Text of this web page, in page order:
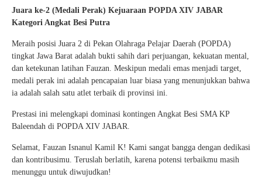
Juara ke-2 (Medali Perak) Kejuaraan POPDA XIV JABAR
Kategori Angkat Besi Putra
Meraih posisi Juara 2 di Pekan Olahraga Pelajar Daerah (POPDA)
tingkat Jawa Barat adalah bukti sahih dari perjuangan, kekuatan mental,
dan ketekunan latihan Fauzan. Meskipun medali emas menjadi target,
medali perak ini adalah pencapaian luar biasa yang menunjukkan bahwa
ia adalah salah satu atlet terbaik di provinsi ini.
Prestasi ini melengkapi dominasi kontingen Angkat Besi SMA KP
Baleendah di POPDA XIV JABAR.
Selamat, Fauzan Isnanul Kamil K! Kami sangat bangga dengan dedikasi
dan kontribusimu. Teruslah berlatih, karena potensi terbaikmu masih
menunggu untuk diwujudkan!